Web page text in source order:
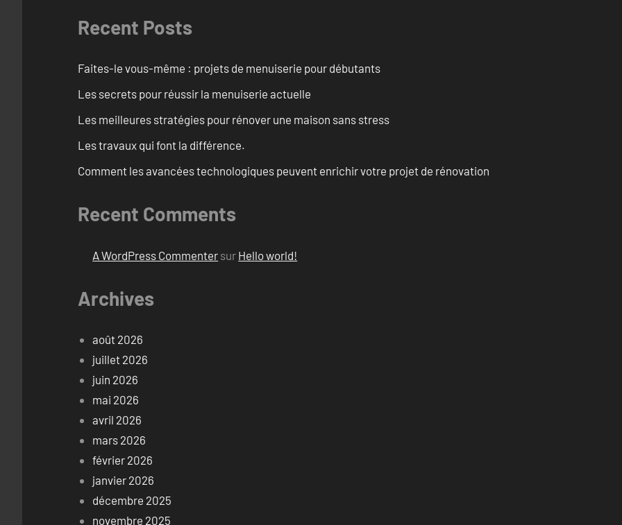
Recent Posts
Faites-le vous-même : projets de menuiserie pour débutants
Les secrets pour réussir la menuiserie actuelle
Les meilleures stratégies pour rénover une maison sans stress
Les travaux qui font la différence.
Comment les avancées technologiques peuvent enrichir votre projet de rénovation
Recent Comments
A WordPress Commenter sur Hello world!
Archives
août 2026
juillet 2026
juin 2026
mai 2026
avril 2026
mars 2026
février 2026
janvier 2026
décembre 2025
novembre 2025